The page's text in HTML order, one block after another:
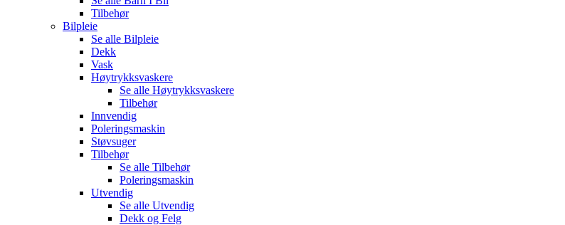
Tilbehør
Bilpleie
Se alle Bilpleie
Dekk
Vask
Høytrykksvaskere
Se alle Høytrykksvaskere
Tilbehør
Innvendig
Poleringsmaskin
Støvsuger
Tilbehør
Se alle Tilbehør
Poleringsmaskin
Utvendig
Se alle Utvendig
Dekk og Felg